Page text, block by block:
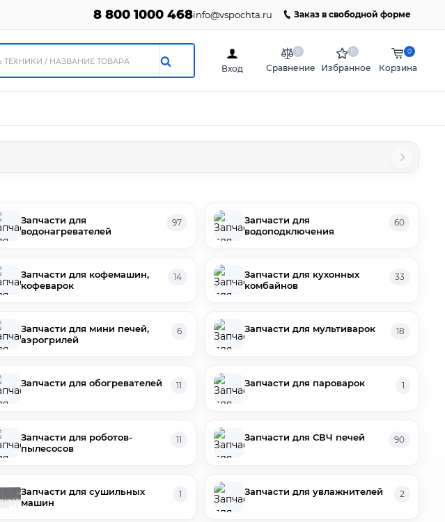
8 800 1000 468info@vspochta.ru Заказ в свободной форме
Вход Сравнение
0
Избранное
0
Корзина
0
Запчасти для
водонагревателей
97
Запчасти для
водоподключения
60
Запчасти для кофемашин,
кофеварок
14
Запчасти для кухонных
комбайнов
33
Запчасти для мини печей,
аэрогрилей
6 Запчасти для мультиварок 18
Запчасти для обогревателей 11 Запчасти для пароварок 1
Запчасти для роботов-
пылесосов
11 Запчасти для СВЧ печей 90
Запчасти для сушильных
машин
1 Запчасти для увлажнителей 2